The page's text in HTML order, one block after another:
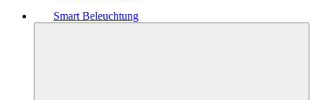
Smart Beleuchtung